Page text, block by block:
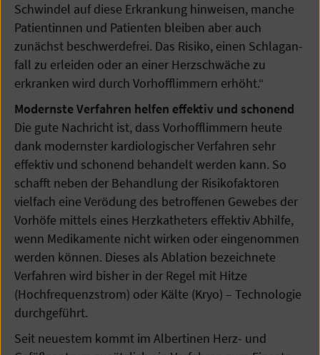
Schwindel auf diese Erkrankung hinweisen, manche
Patientinnen und Patienten bleiben aber auch
zunächst beschwerdefrei. Das Risiko, einen Schlagan­
fall zu erleiden oder an einer Herzschwäche zu
erkranken wird durch Vorhofflimmern erhöht.“
Modernste Verfahren helfen effektiv und schonend
Die gute Nachricht ist, dass Vorhofflimmern heute
dank modernster kardiologischer Verfahren sehr
effektiv und schonend behandelt werden kann. So
schafft neben der Behandlung der Risikofaktoren
vielfach eine Verödung des betroffenen Gewebes der
Vorhöfe mittels eines Herzkatheters effektiv Abhilfe,
wenn Medikamente nicht wirken oder eingenommen
werden können. Dieses als Ablation bezeichnete
Verfahren wird bisher in der Regel mit Hitze
(Hochfrequenzstrom) oder Kälte (Kryo) – Technologie
durchgeführt.
Seit neuestem kommt im Albertinen Herz- und